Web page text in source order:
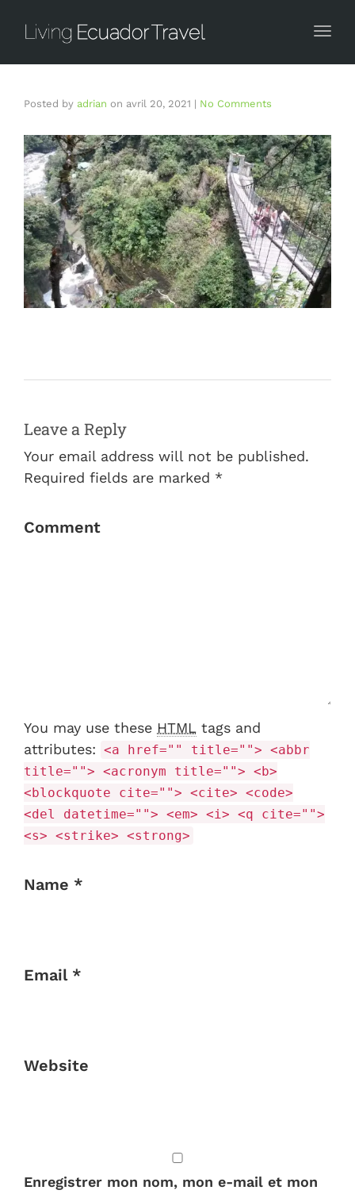
Posted by adrian on avril 20, 2021 | No Comments
Leave a Reply
Your email address will not be published.
Required fields are marked *
Comment
You may use these HTML tags and
attributes: <a href="" title=""> <abbr
title=""> <acronym title=""> <b>
<blockquote cite=""> <cite> <code>
<del datetime=""> <em> <i> <q cite="">
<s> <strike> <strong>
Name *
Email *
Website
Enregistrer mon nom, mon e-mail et mon